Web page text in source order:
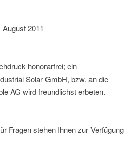
2011
honorarfrei; ein
Solar GmbH, bzw. an die
AG wird freundlichst erbeten.
Fragen stehen Ihnen zur Verfügung